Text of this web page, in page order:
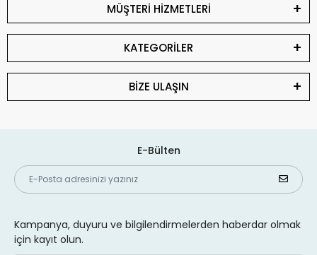
MÜŞTERİ HİZMETLERİ
KATEGORİLER
BİZE ULAŞIN
E-Bülten
Kampanya, duyuru ve bilgilendirmelerden haberdar olmak
için kayıt olun.